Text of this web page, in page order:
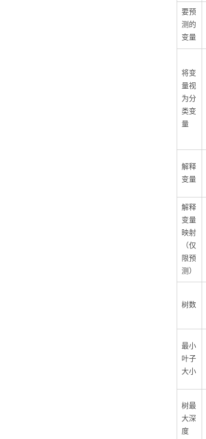
要预
测的
变量
将变
量视
为分
类变
量
解释
变量
解释
变量
映射
（仅
限预
测）
树数
最小
叶子
大小
树最
大深
度